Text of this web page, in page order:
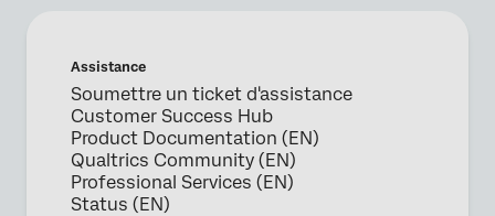
Assistance
Soumettre un ticket d'assistance
Customer Success Hub
Product Documentation (EN)
Qualtrics Community (EN)
Professional Services (EN)
Status (EN)